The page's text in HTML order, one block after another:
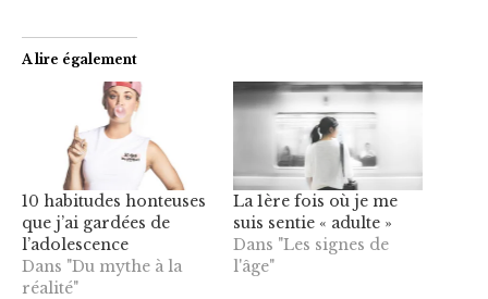
A lire également
10 habitudes honteuses
que j’ai gardées de
l’adolescence
Dans "Du mythe à la
réalité"
La 1ère fois où je me
suis sentie « adulte »
Dans "Les signes de
l'âge"